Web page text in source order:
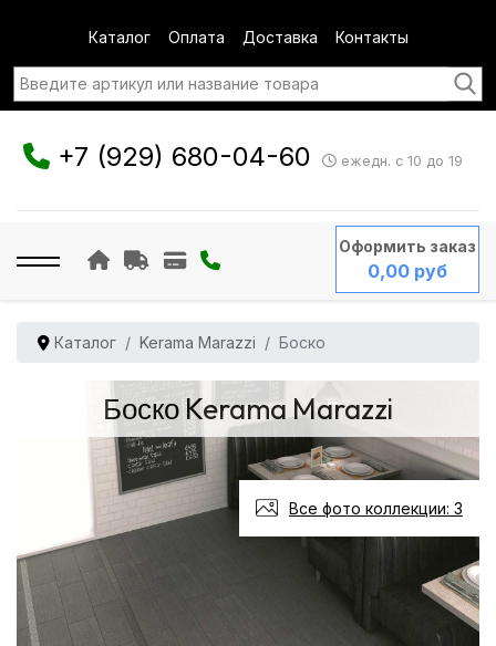
Каталог Оплата Доставка Контакты
+7 (929) 680-04-60 ежедн. с 10 до 19
Оформить заказ
0,00 руб
Каталог Kerama Marazzi Боско
Боско Kerama Marazzi
Все фото коллекции: 3